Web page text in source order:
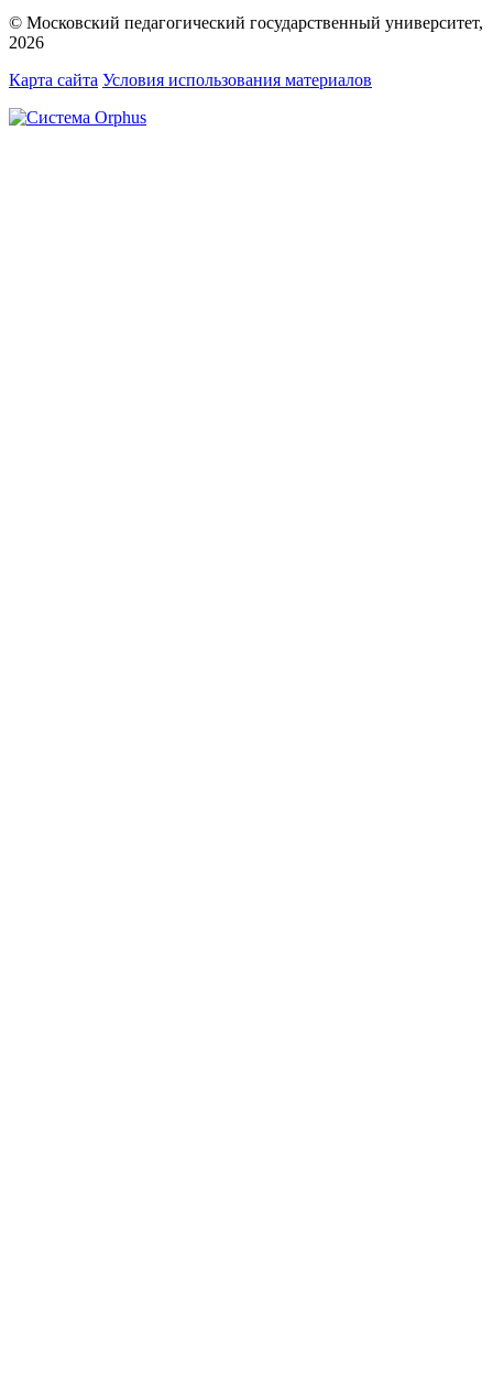
© Московский педагогический государственный университет,
2026
Карта сайта Условия использования материалов